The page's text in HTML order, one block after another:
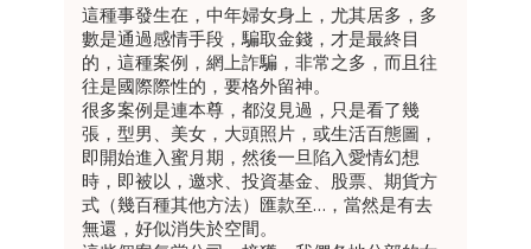
這種事發生在，中年婦女身上，尤其居多，多
數是通過感情手段，騙取金錢，才是最終目
的，這種案例，網上詐騙，非常之多，而且往
往是國際際性的，要格外留神。
很多案例是連本尊，都沒見過，只是看了幾
張，型男、美女，大頭照片，或生活百態圖，
即開始進入蜜月期，然後一旦陷入愛情幻想
時，即被以，邀求、投資基金、股票、期貨方
式（幾百種其他方法）匯款至…，當然是有去
無還，好似消失於空間。